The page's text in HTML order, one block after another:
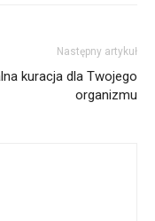
Następny artykuł
kuracja dla Twojego
organizmu